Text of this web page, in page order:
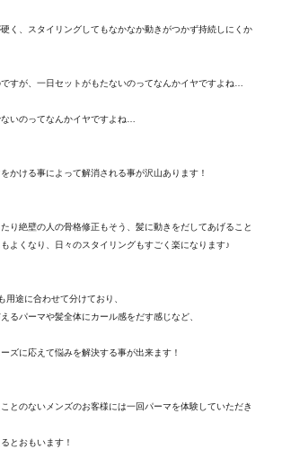
く、スタイリングしてもなかなか動きがつかず持続しにくか
すが、一日セットがもたないのってなんかイヤですよね…
ないのってなんかイヤですよね…
かける事によって解消される事が沢山あります！
たり絶壁の人の骨格修正もそう、髪に動きをだしてあげること
よくなり、日々のスタイリングもすごく楽になります♪
用途に合わせて分けており、
るパーマや髪全体にカール感をだす感じなど、
ズに応えて悩みを解決する事が出来ます！
とのないメンズのお客様には一回パーマを体験していただき
とおもいます！